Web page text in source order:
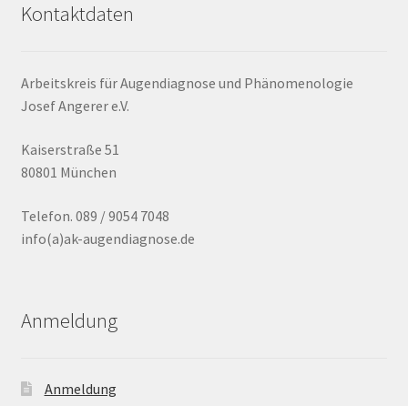
Kontaktdaten
Arbeitskreis für Augendiagnose und Phänomenologie
Josef Angerer e.V.
Kaiserstraße 51
80801 München
Telefon. 089 / 9054 7048
info(a)ak-augendiagnose.de
Anmeldung
Anmeldung